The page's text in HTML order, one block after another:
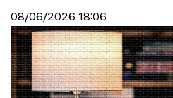
08/06/2026 18:06